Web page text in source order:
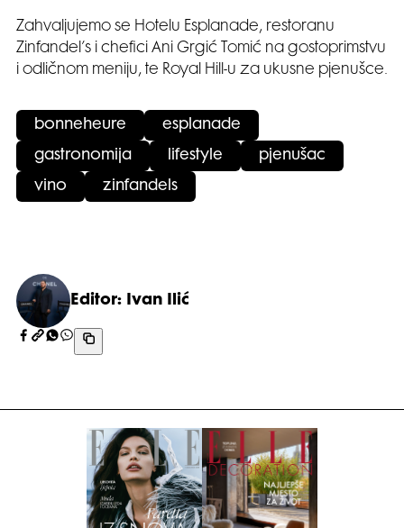
Zahvaljujemo se Hotelu Esplanade, restoranu
Zinfandel’s i chefici Ani Grgić Tomić na gostoprimstvu
i odličnom meniju, te Royal Hill-u za ukusne pjenušce.
bonneheure esplanade
gastronomija lifestyle pjenušac
vino zinfandels
Editor: Ivan Ilić